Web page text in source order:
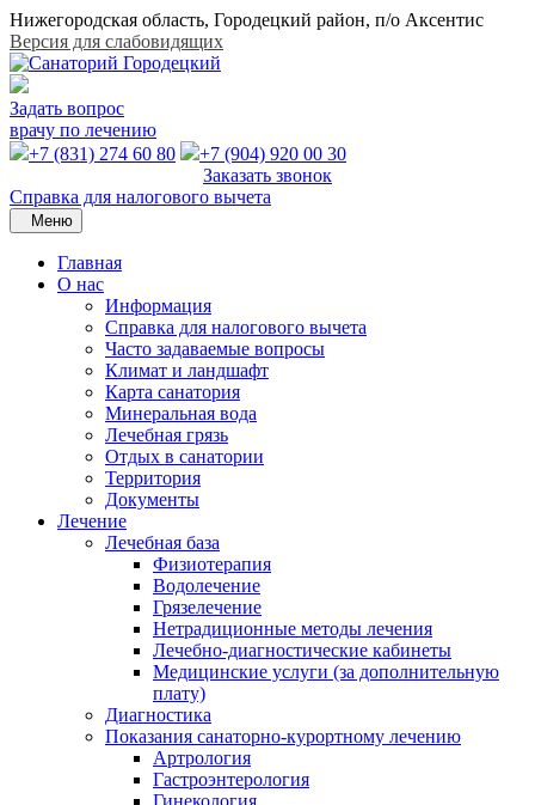
Нижегородская область, Городецкий район, п/о Аксентис
Версия для слабовидящих
Задать вопрос
врачу по лечению
+7 (831) 274 60 80
+7 (904) 920 00 30
Заказать звонок
Справка для налогового вычета
Меню
Главная
О нас
Информация
Справка для налогового вычета
Часто задаваемые вопросы
Климат и ландшафт
Карта санатория
Минеральная вода
Лечебная грязь
Отдых в санатории
Территория
Документы
Лечение
Лечебная база
Физиотерапия
Водолечение
Грязелечение
Нетрадиционные методы лечения
Лечебно-диагностические кабинеты
Медицинские услуги (за дополнительную
плату)
Диагностика
Показания санаторно-курортному лечению
Артрология
Гастроэнтерология
Гинекология